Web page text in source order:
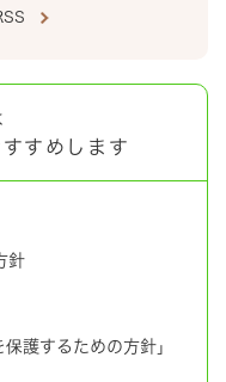
すめします
針
護するための方針」